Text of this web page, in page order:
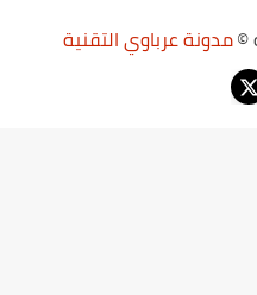
مدونة عرباوي التقنية